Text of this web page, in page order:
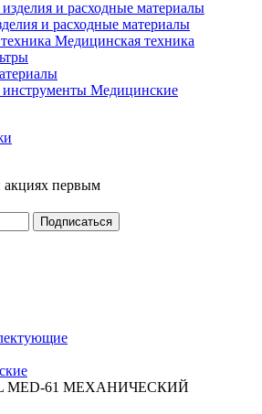
и расходные материалы
Медицинская техника
Медицинские
акциях первым
MED-61 МЕХАНИЧЕСКИЙ